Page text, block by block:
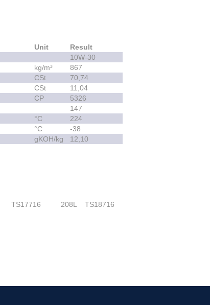
Unit
Result
10W-30
kg/m³
867
CSt
70,74
CSt
11,04
CP
5326
147
°C
224
°C
-38
gKOH/kg 12,10
TS17716 208L
TS18716